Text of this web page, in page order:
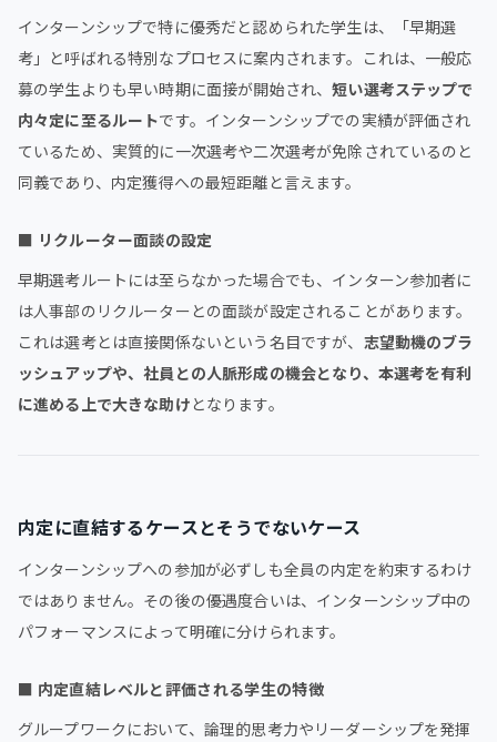
インターンシップで特に優秀だと認められた学生は、「早期選
考」と呼ばれる特別なプロセスに案内されます。これは、一般応
募の学生よりも早い時期に面接が開始され、短い選考ステップで
内々定に至るルートです。インターンシップでの実績が評価され
ているため、実質的に一次選考や二次選考が免除されているのと
同義であり、内定獲得への最短距離と言えます。
■ リクルーター面談の設定
早期選考ルートには至らなかった場合でも、インターン参加者に
は人事部のリクルーターとの面談が設定されることがあります。
これは選考とは直接関係ないという名目ですが、 志望動機のブラ
ッシュアップや、社員との人脈形成の機会となり、本選考を有利
に進める上で大きな助け となります。
内定に直結するケースとそうでないケース
インターンシップへの参加が必ずしも全員の内定を約束するわけ
ではありません。その後の優遇度合いは、インターンシップ中の
パフォーマンスによって明確に分けられます。
■ 内定直結レベルと評価される学生の特徴
グループワークにおいて、論理的思考力やリーダーシップを発揮